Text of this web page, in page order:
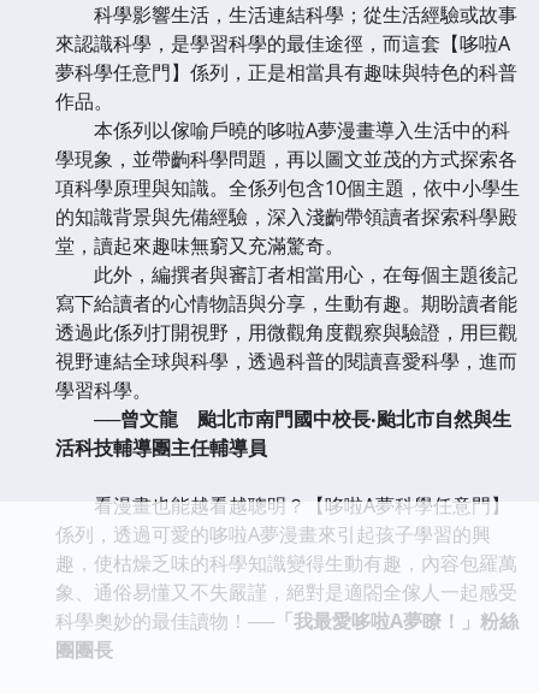
科學影響生活，生活連結科學；從生活經驗或故事
來認識科學，是學習科學的最佳途徑，而這套【哆啦A
夢科學任意門】係列，正是相當具有趣味與特色的科普
作品。
本係列以傢喻戶曉的哆啦A夢漫畫導入生活中的科
學現象，並帶齣科學問題，再以圖文並茂的方式探索各
項科學原理與知識。全係列包含10個主題，依中小學生
的知識背景與先備經驗，深入淺齣帶領讀者探索科學殿
堂，讀起來趣味無窮又充滿驚奇。
此外，編撰者與審訂者相當用心，在每個主題後記
寫下給讀者的心情物語與分享，生動有趣。期盼讀者能
透過此係列打開視野，用微觀角度觀察與驗證，用巨觀
視野連結全球與科學，透過科普的閱讀喜愛科學，進而
學習科學。
──曾文龍 颱北市南門國中校長‧颱北市自然與生
活科技輔導團主任輔導員
看漫畫也能越看越聰明？【哆啦A夢科學任意門】
係列，透過可愛的哆啦A夢漫畫來引起孩子學習的興
趣，使枯燥乏味的科學知識變得生動有趣，內容包羅萬
象、通俗易懂又不失嚴謹，絕對是適閤全傢人一起感受
科學奧妙的最佳讀物！ ──「我最愛哆啦A夢瞭！」粉絲
團團長